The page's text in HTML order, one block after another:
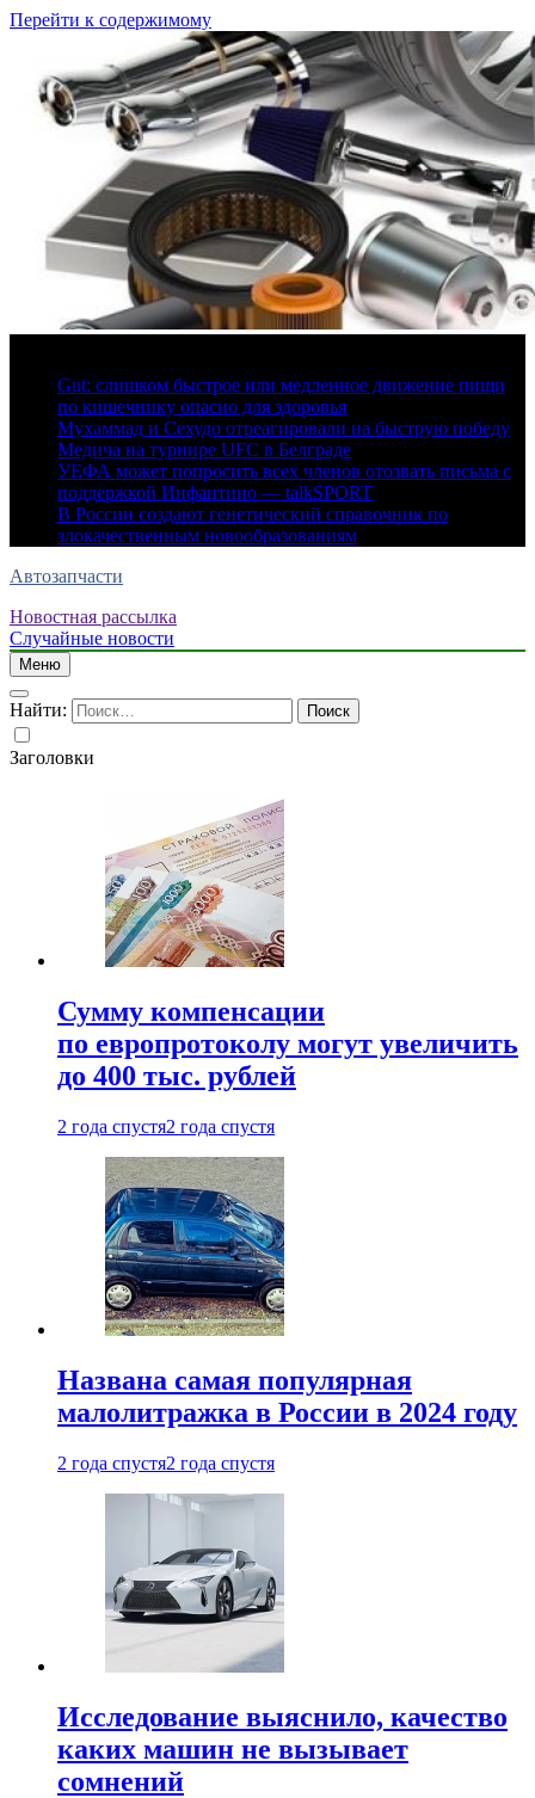
Перейти к содержимому
Gut: слишком быстрое или медленное движение пищи
по кишечнику опасно для здоровья
Мухаммад и Сехудо отреагировали на быструю победу
Медича на турнире UFC в Белграде
УЕФА может попросить всех членов отозвать письма с
поддержкой Инфантино — talkSPORT
В России создают генетический справочник по
злокачественным новообразованиям
Автозапчасти
Новостная рассылка
Случайные новости
Меню
Найти:
Заголовки
Сумму компенсации
по европротоколу могут увеличить
до 400 тыс. рублей
2 года спустя2 года спустя
Названа самая популярная
малолитражка в России в 2024 году
2 года спустя2 года спустя
Исследование выяснило, качество
каких машин не вызывает
сомнений